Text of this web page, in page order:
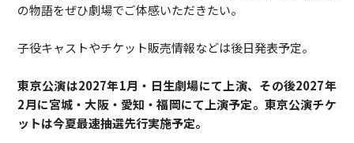
の物語をぜひ劇場でご体感いただきたい。
子役キャストやチケット販売情報などは後日発表予定。
東京公演は2027年1月・日生劇場にて上演、その後2027年
2月に宮城・大阪・愛知・福岡にて上演予定。東京公演チケ
ットは今夏最速抽選先行実施予定。